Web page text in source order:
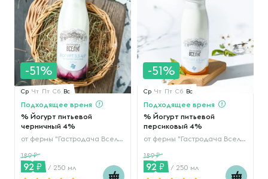
-51%
Ср Чт Пт Сб Вс
Подходящее время
% Йогурт питьевой
черничный 4%
от фермы "Гастродача Вселуг"
189
92 / 250 мл
-51%
Ср Чт Пт Сб Вс
Подходящее время
% Йогурт питьевой
персиковый 4%
от фермы "Гастродача Вселуг"
189
92 / 250 мл